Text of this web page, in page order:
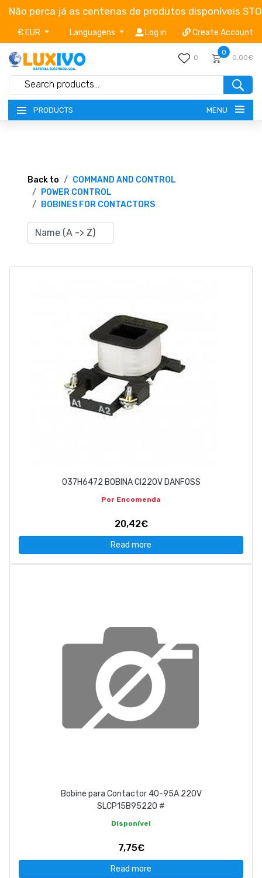
Não perca já as centenas de produtos disponíveis
€ EUR Languagens Log in Create Account
0
0
0,00€
PRODUCTS MENU
TERMS OF SERVICE
CATALOGUES
CAMPAIGNS
ABOUT US
geral@luxivo.pt
Back to
COMMAND AND CONTROL
POWER CONTROL
BOBINES FOR CONTACTORS
037H6472 BOBINA CI220V DANFOSS
Por Encomenda
20,42€
Read more
Bobine para Contactor 40-95A 220V
SLCP15B95220 #
Disponível
7,75€
Read more